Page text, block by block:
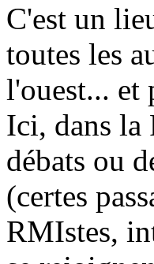
C'est un
toutes les
l'ouest... et
Ici, dans la
débats ou
(certes
RMIstes,